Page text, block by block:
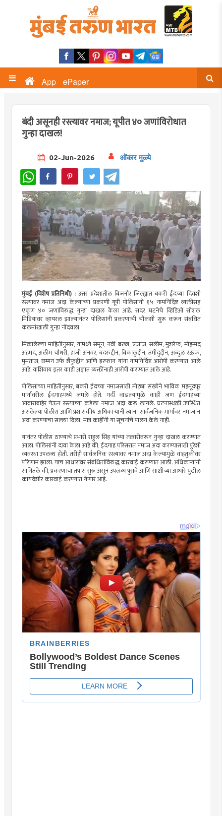
App ePaper
बंदी असूनही रस्त्यावर नमाज; यूपीत ४० जणांविरोधात
गुन्हा दाखल!
02-Jun-2026 ओंकार मुळ्ये
WhatsApp
मुंबई (विशेष प्रतिनिधी) :उत्तर प्रदेशातील बिजनौर जिल्ह्यात बकरी ईदच्या दिवशी
रस्त्यावर नमाज अदा केल्याच्या प्रकरणी यूपी पोलिसांनी १५ नामनिर्दिष्ट व्यक्तींसह
एकूण ४० जणांविरुद्ध गुन्हा दाखल केला आहे. सदर घटनेचे व्हिडिओ सोशल
मिडियावर व्हायरल झाल्यानंतर पोलिसांनी प्रकरणाची चौकशी सुरू करून संबंधित
कलमांखाली गुन्हा नोंदवला.
मिळालेल्या माहितीनुसार, यामध्ये समून, नवी बख्श, एजाज, सलीम, मुशर्रफ, मोहम्मद
अहमद, अलीम चौधरी, हाजी अनवर, बदरुद्दीन, बिकालुद्दीन, तमीदुद्दीन, अब्दुल रऊफ,
मुमताज, छम्मन उर्फ शैफुद्दीन आणि इरफान यांना नामनिर्दिष्ट आरोपी करण्यात आले
आहे. याशिवाय इतर काही अज्ञात व्यक्तींनाही आरोपी करण्यात आले आहे.
पोलिसांच्या माहितीनुसार, बकरी ईदच्या नमाजसाठी मोठ्या संख्येने भाविक महमूदपूर
मार्गावरील ईदगाहमध्ये जमले होते. गर्दी वाढल्यामुळे काही जण ईदगाहच्या
आवाराबाहेर येऊन रस्त्याच्या कडेला नमाज अदा करू लागले. घटनास्थळी उपस्थित
असलेल्या पोलीस आणि प्रशासकीय अधिकाऱ्यांनी त्यांना सार्वजनिक मार्गावर नमाज न
अदा करण्याचा सल्ला दिला; मात्र काहींनी या सूचनांचे पालन केले नाही.
यानंतर पोलीस ठाण्याचे प्रभारी राहुल सिंह यांच्या तक्रारीवरून गुन्हा दाखल करण्यात
आला. पोलिसांनी दावा केला आहे की, ईदगाह परिसरात नमाज अदा करण्यासाठी पुरेशी
व्यवस्था उपलब्ध होती. तरीही सार्वजनिक रस्त्यावर नमाज अदा केल्यामुळे वाहतुकीवर
परिणाम झाला. याच आधारावर संबंधितांविरुद्ध कारवाई करण्यात आली. अधिकाऱ्यांनी
सांगितले की, प्रकरणाचा तपास सुरू असून उपलब्ध पुरावे आणि साक्षींच्या आधारे पुढील
कायदेशीर कारवाई करण्यात येणार आहे.